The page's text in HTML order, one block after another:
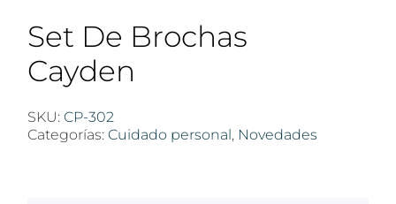
Set De Brochas
Cayden
SKU: CP-302
Categorías: Cuidado personal , Novedades